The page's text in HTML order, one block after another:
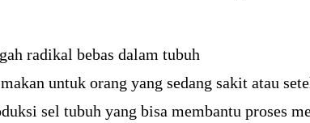
radikal bebas dalam tubuh
untuk orang yang sedang sakit atau
sel tubuh yang bisa membantu proses